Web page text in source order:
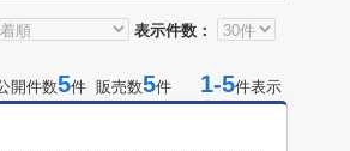
表示件数：
開件数5件 販売数5件 1-5件表示